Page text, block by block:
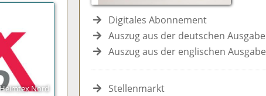
Nord
Digitales Abonnement
Auszug aus der deutschen Ausgabe
Auszug aus der englischen Ausgabe
Stellenmarkt